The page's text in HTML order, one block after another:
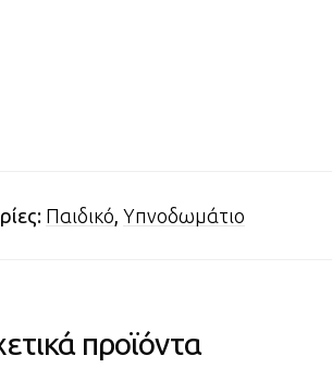
Παιδικό, Υπνοδωμάτιο
προϊόντα